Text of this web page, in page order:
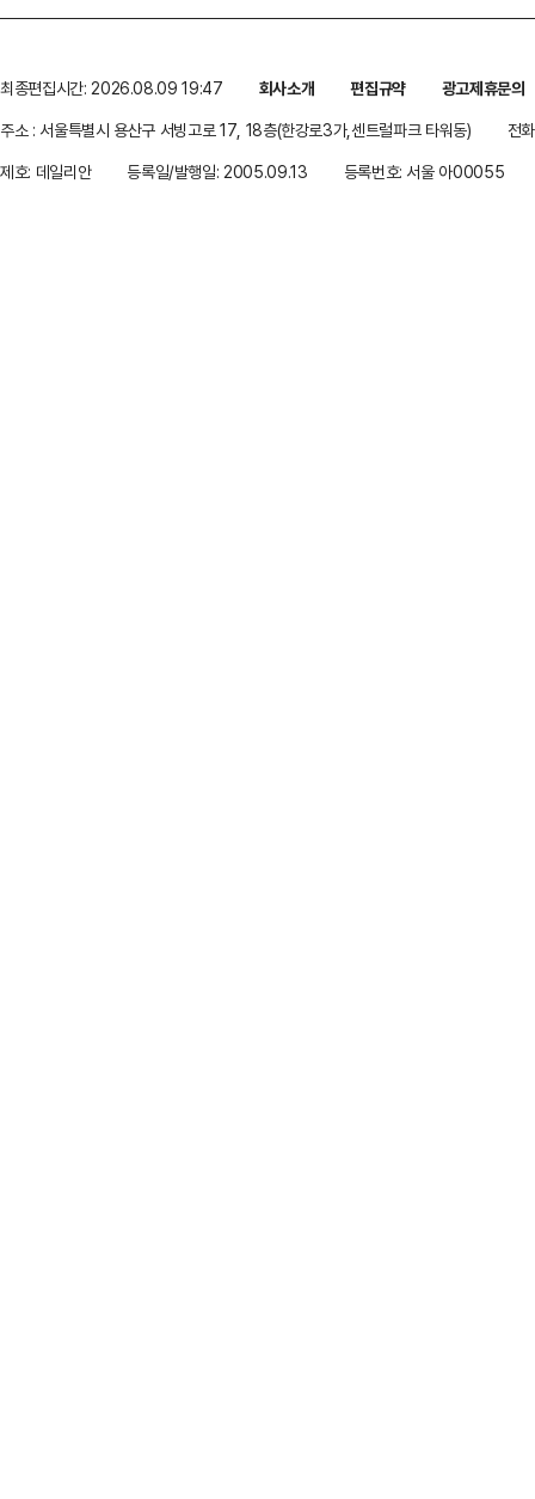
최종편집시간: 2026.08.09 19:47 회사소개 편집규약
광고제휴문의
주소 : 서울특별시 용산구 서빙고로 17, 18층(한강로3가,센트럴파크 타워동)
전
제호: 데일리안
등록일/발행일: 2005.09.13 등록번호: 서울 아00055